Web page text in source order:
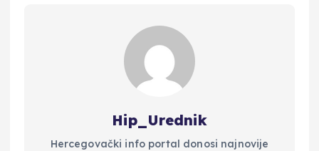
Hip_Urednik
Hercegovački info portal donosi najnovije